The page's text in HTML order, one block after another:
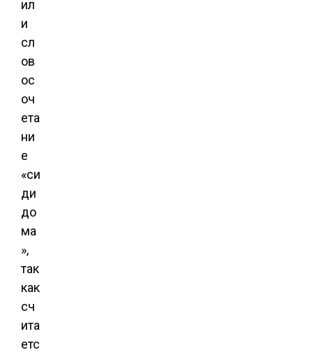
ил
и
сл
ов
ос
оч
ета
ни
е
«си
ди
до
ма
»,
так
как
сч
ита
етс